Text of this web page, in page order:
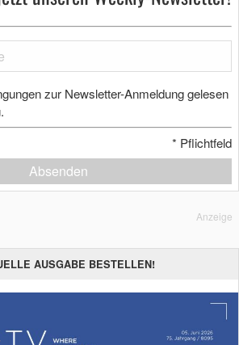
zur Newsletter-Anmeldung gelesen
* Pflichtfeld
Absenden
Anzeige
AUSGABE BESTELLEN!